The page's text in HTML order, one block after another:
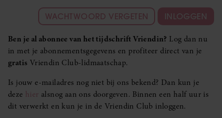
WACHTWOORD VERGETEN INLOGGEN
Ben je al abonnee van het tijdschrift Vriendin? Log dan nu
in met je abonnementsgegevens en profiteer direct van je
gratis Vriendin Club-lidmaatschap.
Is jouw e-mailadres nog niet bij ons bekend? Dan kun je
deze hier alsnog aan ons doorgeven. Binnen een half uur is
dit verwerkt en kun je in de Vriendin Club inloggen.